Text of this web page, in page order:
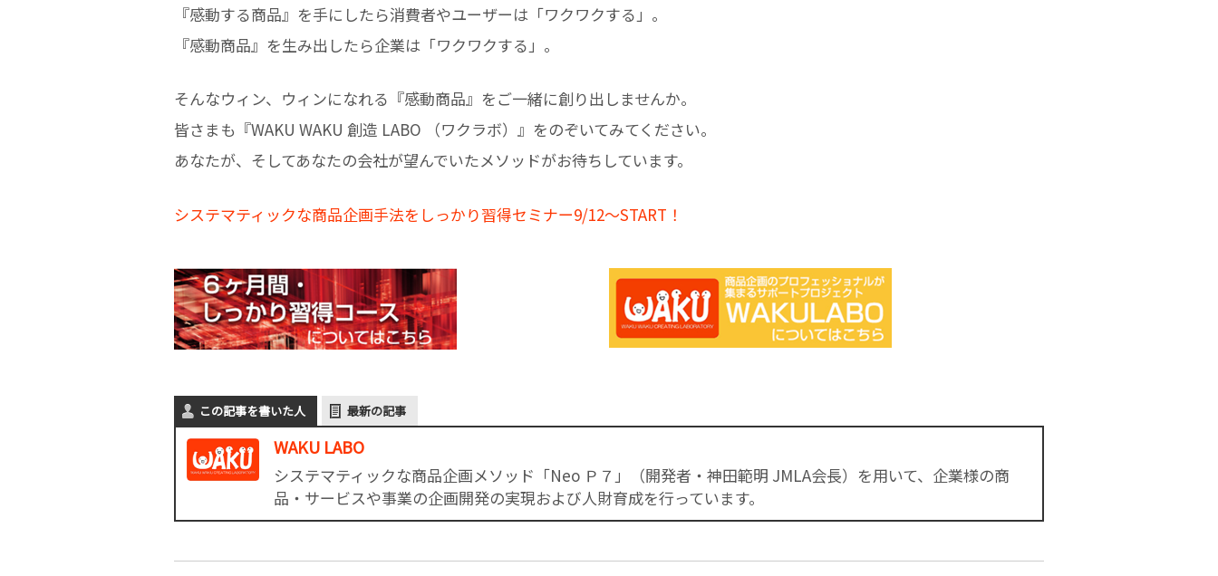
『感動する商品』を手にしたら消費者やユーザーは「ワクワクする」。
『感動商品』を生み出したら企業は「ワクワクする」。
そんなウィン、ウィンになれる『感動商品』をご一緒に創り出しませんか。
皆さまも『WAKU WAKU 創造 LABO （ワクラボ）』をのぞいてみてください。
あなたが、そしてあなたの会社が望んでいたメソッドがお待ちしています。
システマティックな商品企画手法をしっかり習得セミナー9/12～START！
この記事を書いた人 最新の記事
WAKU LABO
システマティックな商品企画メソッド「Neo Ｐ７」（開発者・神田範明 JMLA会長）を用いて、企業様の商
品・サービスや事業の企画開発の実現および人財育成を行っています。